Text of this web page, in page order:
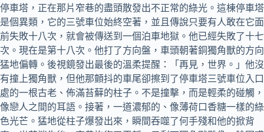
停車塔，正在那片窄巷的盡頭散發出不正常的綠光。這棟停車塔
是個異類，它的三號車位始終空著，並且傳說只要有人敢在它面
前失敗十八次，就會被傳送到一個泊車地獄。他已經失敗了十七
次。現在是第十八次。他打了方向盤，車頭朝著銅獨角獸的方向
猛地偏轉。後視鏡發出最後的溫柔提醒：「再見，世界。」他沒
有撞上獨角獸，但他那顫抖的車尾卻擦到了停車塔三號車位入口
處的一根古老、佈滿苔蘚的柱子。不是撞擊，而是輕柔的碰觸，
像戀人之間的耳語。接著，一道濃郁的、像薄荷口香糖一樣的綠
色光芒。猛地從柱子爆發出來，瞬間吞噬了何手殘和他的掀背